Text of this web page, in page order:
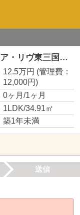
コンフォリア・リヴ東三国駅前ソルテラス
12.5万円 (管理費：
12,000円)
0ヶ月/1ヶ月
1LDK/34.91㎡
築1年未満
送信